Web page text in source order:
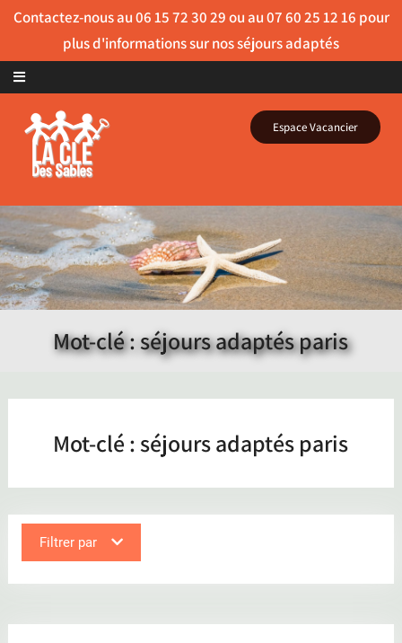
Skip to content
Espace Vacancier
Mot-clé : séjours adaptés paris
Mot-clé :séjours adaptés paris
Filtrer par